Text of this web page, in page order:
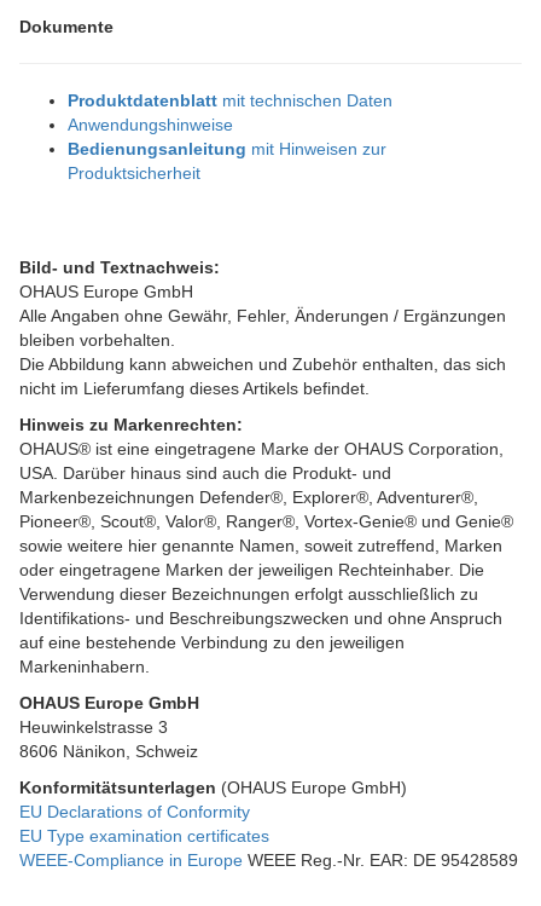
Dokumente
Produktdatenblatt mit technischen Daten
Anwendungshinweise
Bedienungsanleitung mit Hinweisen zur
Produktsicherheit
Bild- und Textnachweis:
OHAUS Europe GmbH
Alle Angaben ohne Gewähr, Fehler, Änderungen / Ergänzungen
bleiben vorbehalten.
Die Abbildung kann abweichen und Zubehör enthalten, das sich
nicht im Lieferumfang dieses Artikels befindet.
Hinweis zu Markenrechten:
OHAUS® ist eine eingetragene Marke der OHAUS Corporation,
USA. Darüber hinaus sind auch die Produkt- und
Markenbezeichnungen Defender®, Explorer®, Adventurer®,
Pioneer®, Scout®, Valor®, Ranger®, Vortex-Genie® und Genie®
sowie weitere hier genannte Namen, soweit zutreffend, Marken
oder eingetragene Marken der jeweiligen Rechteinhaber. Die
Verwendung dieser Bezeichnungen erfolgt ausschließlich zu
Identifikations- und Beschreibungszwecken und ohne Anspruch
auf eine bestehende Verbindung zu den jeweiligen
Markeninhabern.
OHAUS Europe GmbH
Heuwinkelstrasse 3
8606 Nänikon, Schweiz
Konformitätsunterlagen (OHAUS Europe GmbH)
EU Declarations of Conformity
EU Type examination certificates
WEEE-Compliance in Europe WEEE Reg.-Nr. EAR: DE 95428589